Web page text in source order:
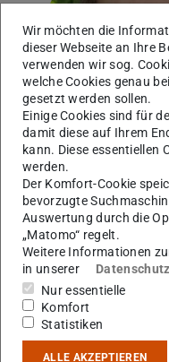
AG Galatyuk
Kontakt
Wir möchten die
dieser Webseite an Ihre
verwenden wir sog.
welche Cookies genau
gesetzt werden sollen.
Einige Cookies sind für
damit diese auf Ihrem
kann. Diese essentiellen
werden.
Der Komfort-Cookie
bevorzugte
Auswertung durch die
„Matomo“ regelt.
Weitere Informationen
in unserer
Nur essentielle
Komfort
Statistiken
ALLE AKZEPTIEREN